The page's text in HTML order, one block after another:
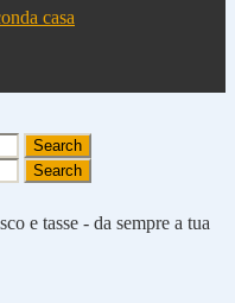
casa
e tasse - da sempre a tua